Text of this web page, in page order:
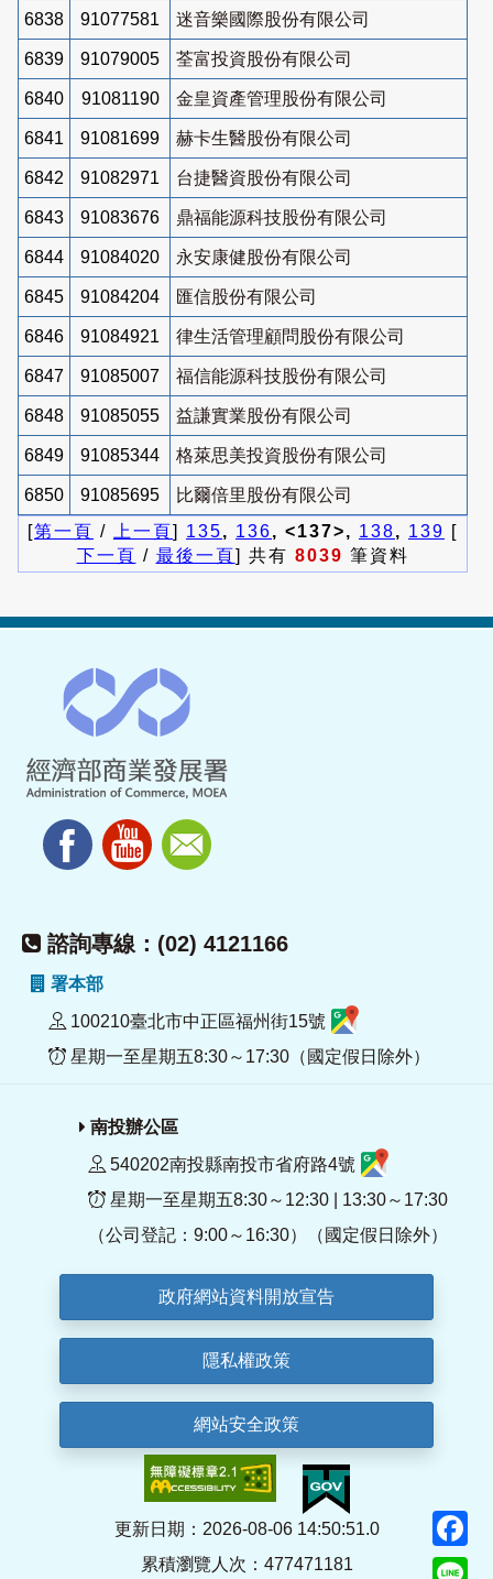
6838 91077581 迷音樂國際股份有限公司
6839 91079005 荃富投資股份有限公司
6840 91081190 金皇資產管理股份有限公司
6841 91081699 赫卡生醫股份有限公司
6842 91082971 台捷醫資股份有限公司
6843 91083676 鼎福能源科技股份有限公司
6844 91084020 永安康健股份有限公司
6845 91084204 匯信股份有限公司
6846 91084921 律生活管理顧問股份有限公司
6847 91085007 福信能源科技股份有限公司
6848 91085055 益謙實業股份有限公司
6849 91085344 格萊思美投資股份有限公司
6850 91085695
比爾倍里股份有限公司
[第一頁 / 上一頁] 135, 136, <137>, 138, 139 [
下一頁 / 最後一頁] 共有 8039 筆資料
諮詢專線：(02) 4121166
署本部
100210臺北市中正區福州街15號
星期一至星期五8:30～17:30（國定假日除外）
南投辦公區
540202南投縣南投市省府路4號
星期一至星期五8:30～12:30 | 13:30～17:30
（公司登記：9:00～16:30）（國定假日除外）
政府網站資料開放宣告
隱私權政策
網站安全政策
更新日期：2026-08-06 14:50:51.0
累積瀏覽人次：477471181